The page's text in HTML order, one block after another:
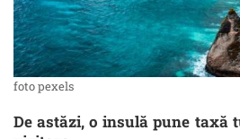
foto pexels
De astăzi, o insulă pune taxă